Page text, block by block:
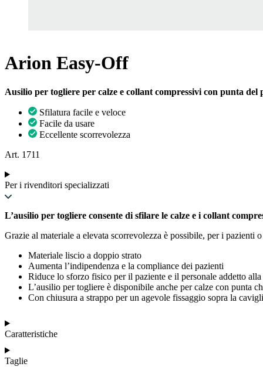
Arion Easy-Off
Ausilio per togliere per calze e collant compressivi con punta del
Sfilatura facile e veloce
Facile da usare
Eccellente scorrevolezza
Art. 1711
Per i rivenditori specializzati
L’ausilio per togliere consente di sfilare le calze e i collant
Grazie al materiale a elevata scorrevolezza è possibile, per i pazienti
Materiale liscio a doppio strato
Aumenta l’indipendenza e la compliance dei pazienti
Riduce lo sforzo fisico per il paziente e il personale addetto alla
L’ausilio per togliere è disponibile anche per calze con punta
Con chiusura a strappo per un agevole fissaggio sopra la
Caratteristiche
Taglie